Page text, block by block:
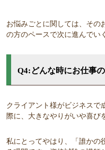
お悩みごとに関しては、その
の方のペースで次に進んでい
Q4:どんな時にお仕事
クライアント様がビジネスで
際に、大きなやりがいや喜び
私にとってやはり、「誰かの